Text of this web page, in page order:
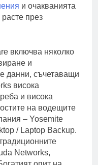
и очакванията
през
включва няколко
и
данни, съчетаващи
висока
и висока
на водещите
– Yosemite
/ Laptop Backup.
Networks,